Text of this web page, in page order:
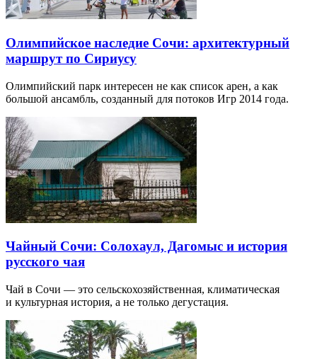
Олимпийское наследие Сочи: архитектурный
маршрут по Сириусу
Олимпийский парк интересен не как список арен, а как
большой ансамбль, созданный для потоков Игр 2014 года.
Чайный Сочи: Солохаул, Дагомыс и история
русского чая
Чай в Сочи — это сельскохозяйственная, климатическая
и культурная история, а не только дегустация.